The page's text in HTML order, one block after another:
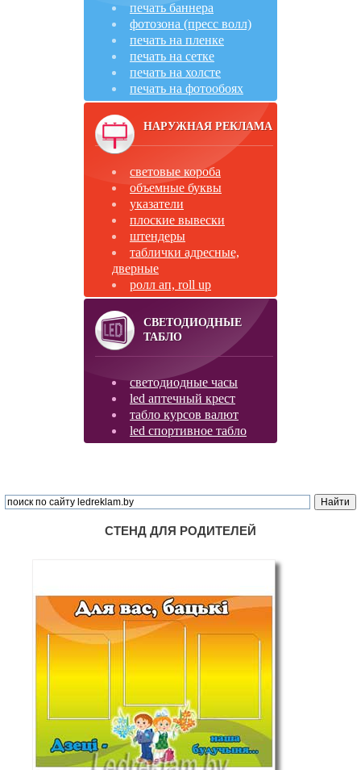
печать баннера
фотозона (пресс волл)
печать на пленке
печать на сетке
печать на холсте
печать на фотообоях
НАРУЖНАЯ РЕКЛАМА
световые короба
объемные буквы
указатели
плоские вывески
штендеры
таблички адресные,
дверные
ролл ап, roll up
СВЕТОДИОДНЫЕ
ТАБЛО
светодиодные часы
led аптечный крест
табло курсов валют
led спортивное табло
СТЕНД ДЛЯ РОДИТЕЛЕЙ